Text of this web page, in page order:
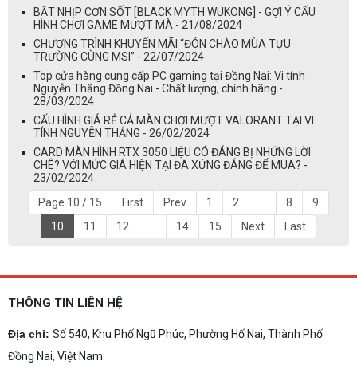
BẮT NHỊP CƠN SỐT [BLACK MYTH WUKONG] - GỢI Ý CẤU
HÌNH CHƠI GAME MƯỢT MÀ - 21/08/2024
CHƯƠNG TRÌNH KHUYẾN MÃI “ĐÓN CHÀO MÙA TỰU
TRƯỜNG CÙNG MSI” - 22/07/2024
Top cửa hàng cung cấp PC gaming tại Đồng Nai: Vi tính
Nguyễn Thắng Đồng Nai - Chất lượng, chính hãng -
28/03/2024
CẤU HÌNH GIÁ RẺ CẢ MÀN CHƠI MƯỢT VALORANT TẠI VI
TÍNH NGUYỄN THẮNG - 26/02/2024
CARD MÀN HÌNH RTX 3050 LIỆU CÓ ĐÁNG BỊ NHỮNG LỜI
CHÊ? VỚI MỨC GIÁ HIỆN TẠI ĐÃ XỨNG ĐÁNG ĐỂ MUA? -
23/02/2024
Page 10 / 15
First Prev 1 2 8
9
10
11 12 14 15 Next Last
THÔNG TIN LIÊN HỆ
Địa chỉ: Số 540, Khu Phố Ngũ Phúc, Phường Hố Nai, Thành Phố
Đồng Nai, Việt Nam